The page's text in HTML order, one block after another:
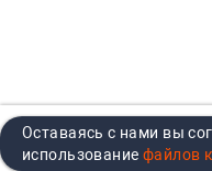
Главная Каталог
Оставаясь с нами вы
использование